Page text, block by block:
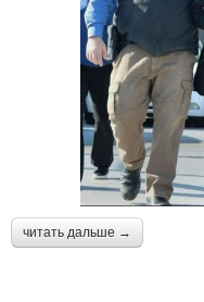
читать дальше →